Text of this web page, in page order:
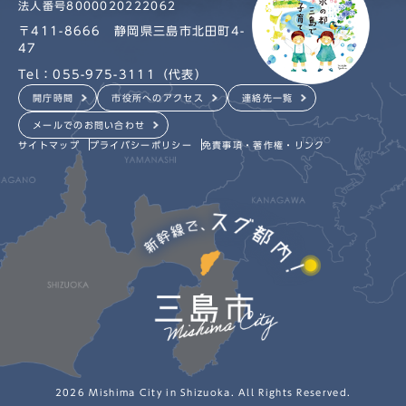
法人番号8000020222062
〒411-8666 静岡県三島市北田町4-
47
Tel：055-975-3111（代表）
開庁時間 市役所へのアクセス 連絡先一覧
メールでのお問い合わせ
サイトマップ プライバシーポリシー 免責事項・著作権・リンク
2026 Mishima City in Shizuoka. All Rights Reserved.